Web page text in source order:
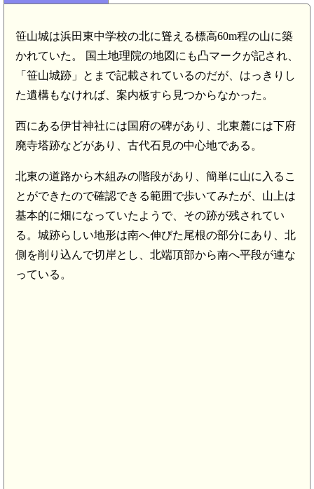
笹山城は浜田東中学校の北に聳える標高60m程の山に築
かれていた。 国土地理院の地図にも凸マークが記され、
「笹山城跡」とまで記載されているのだが、はっきりし
た遺構もなければ、案内板すら見つからなかった。
西にある伊甘神社には国府の碑があり、北東麓には下府
廃寺塔跡などがあり、古代石見の中心地である。
北東の道路から木組みの階段があり、簡単に山に入るこ
とができたので確認できる範囲で歩いてみたが、山上は
基本的に畑になっていたようで、その跡が残されてい
る。城跡らしい地形は南へ伸びた尾根の部分にあり、北
側を削り込んで切岸とし、北端頂部から南へ平段が連な
っている。